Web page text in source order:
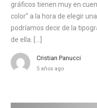
gráficos tienen muy en
color” a la hora de elegir
podríamos decir de la
de ella. […]
Cristian Panucci
5 años ago